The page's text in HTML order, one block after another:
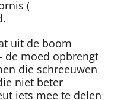
(
uit de boom
de moed opbrengt
die schreeuwen
niet beter
iets mee te delen